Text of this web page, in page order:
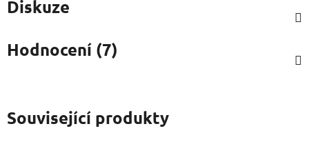
Diskuze
Hodnocení (7)
Související produkty